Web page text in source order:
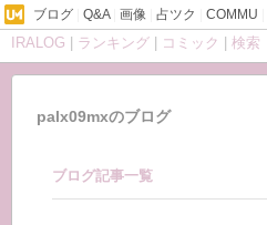
ブログ Q&A| 画像 占ツク COMMU
IRALOG ランキング コミック 検索
palx09mxのブログ
ブログ記事一覧